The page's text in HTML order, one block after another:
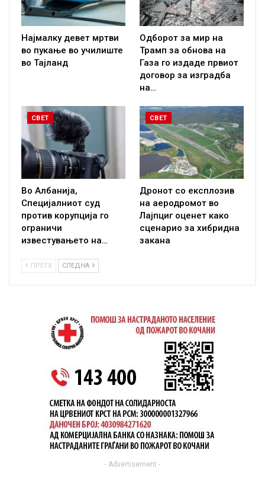
Најмалку девет мртви
во пукање во училиште
во Тајланд
Одборот за мир на
Трамп за обнова на
Газа го издаде првиот
договор за изградба
на…
СВЕТ
Во Албанија,
Специјалниот суд
против корупција го
ограничи
известувањето на…
СВЕТ
Дронот со експлозив
на аеродромот во
Лајпциг оценет како
сценарио за хибридна
закана
ПРЕТХ СЛЕДНА
- Advertisement -